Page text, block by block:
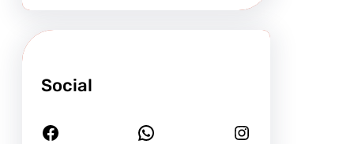
Social
Facebook WhatsApp Instagram